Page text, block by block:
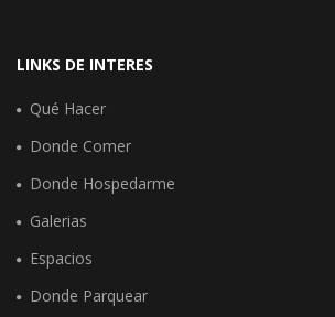
LINKS DE INTERES
Qué Hacer
Donde Comer
Donde Hospedarme
Galerias
Espacios
Donde Parquear